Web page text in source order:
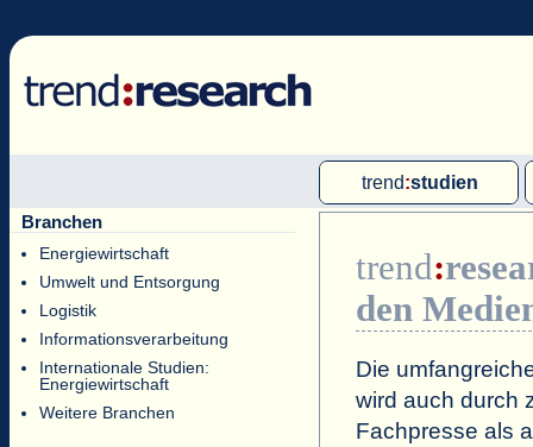
trend:studien
Single-Client-Studien
Internationale Markt Reports
Branchen
Energiewirtschaft
Umwelt und Entsorgung
Logistik
Informationsverarbeitung
Internationale Studien:
Energiewirtschaft
Weitere Branchen
trend:
den
Die
wird auch durch
Fachpresse als